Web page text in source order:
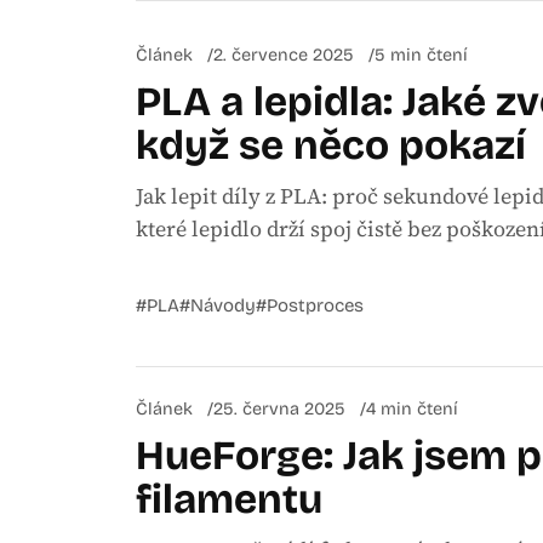
Článek 2. července 2025 5 min čtení
PLA a lepidla: Jaké
když se něco pokazí
Jak lepit díly z PLA: proč sekundové
které lepidlo drží spoj čistě bez
#PLA#Návody#Postproces
Článek 25. června 2025 4 min čtení
HueForge: Jak jsem
filamentu